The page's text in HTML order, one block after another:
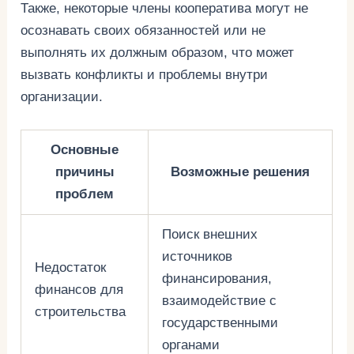
Также, некоторые члены кооператива могут не
осознавать своих обязанностей или не
выполнять их должным образом, что может
вызвать конфликты и проблемы внутри
организации.
Основные
причины
проблем
Возможные решения
Недостаток
финансов для
строительства
Поиск внешних
источников
финансирования,
взаимодействие с
государственными
органами